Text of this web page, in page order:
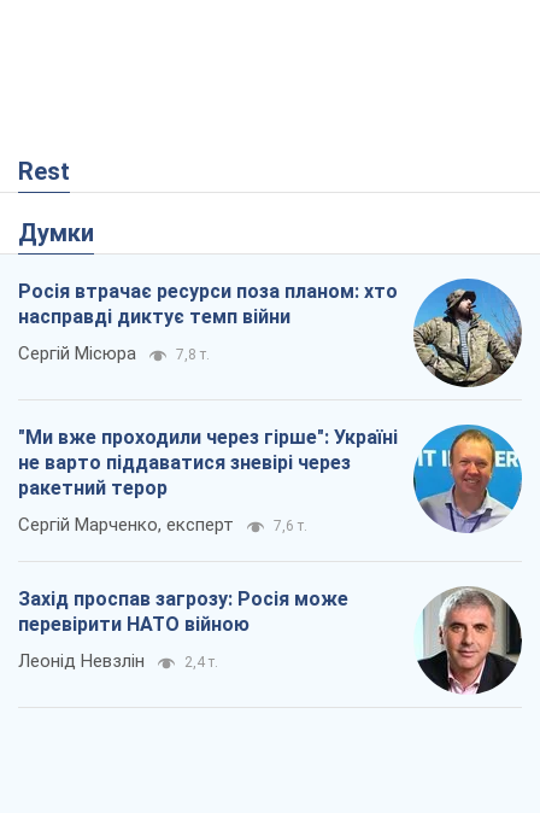
Rest
Думки
Росія втрачає ресурси поза планом: хто
насправді диктує темп війни
Сергій Місюра 7,8 т.
"Ми вже проходили через гірше": Україні
не варто піддаватися зневірі через
ракетний терор
Сергій Марченко, експерт 7,6 т.
Захід проспав загрозу: Росія може
перевірити НАТО війною
Леонід Невзлін 2,4 т.